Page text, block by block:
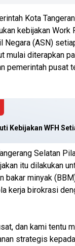
Kota
kebijakan Work
Negara (ASN)
mulai diterapkan
pemerintah pusat
Kebijakan WFH
Selatan
itu dilakukan
bakar minyak
kerja birokrasi
dan kami tentu
strategis